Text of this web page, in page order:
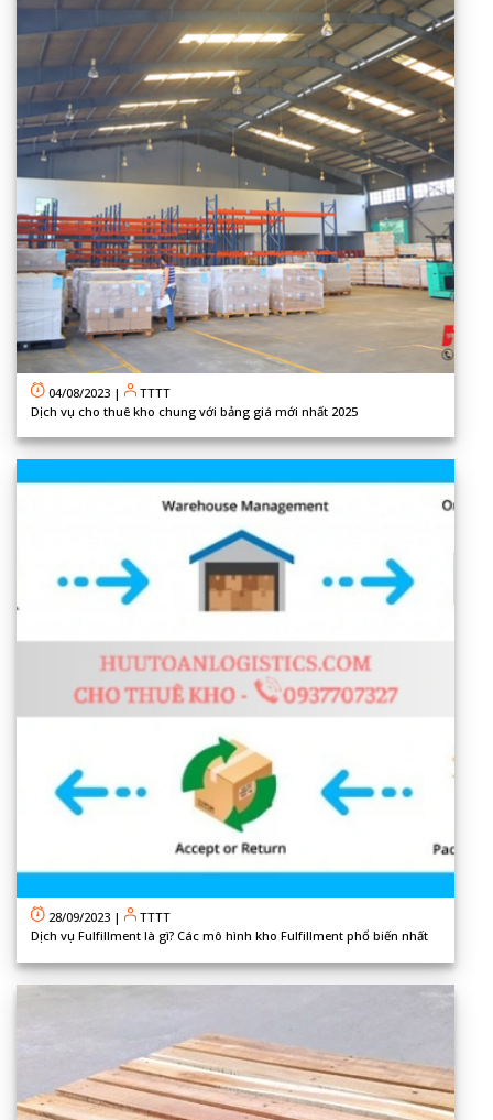
04/08/2023 |
TTTT
Dịch vụ cho thuê kho chung với bảng giá mới nhất 2025
28/09/2023 |
TTTT
Dịch vụ Fulfillment là gì? Các mô hình kho Fulfillment phổ biến nhất